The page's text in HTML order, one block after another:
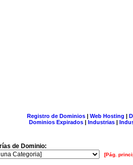
Registro de Dominios| Web Hosting |
Dominios Expirados | Industrias |
de Dominio:
[Pág.